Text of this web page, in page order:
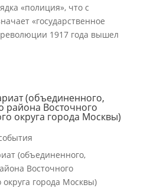
«полиция», что с
«государственное
революции 1917 года вышел
(объединенного,
района Восточного
округа города Москвы)
(объединенного,
Восточного
города Москвы)